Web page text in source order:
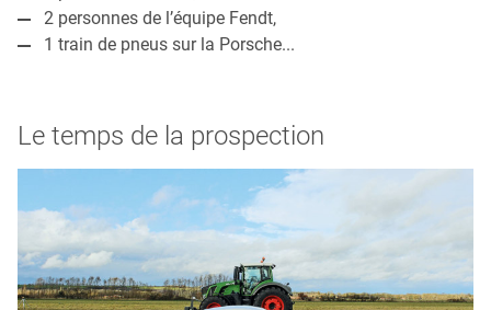
2 personnes de l’équipe Fendt,
1 train de pneus sur la Porsche...
Le temps de la prospection